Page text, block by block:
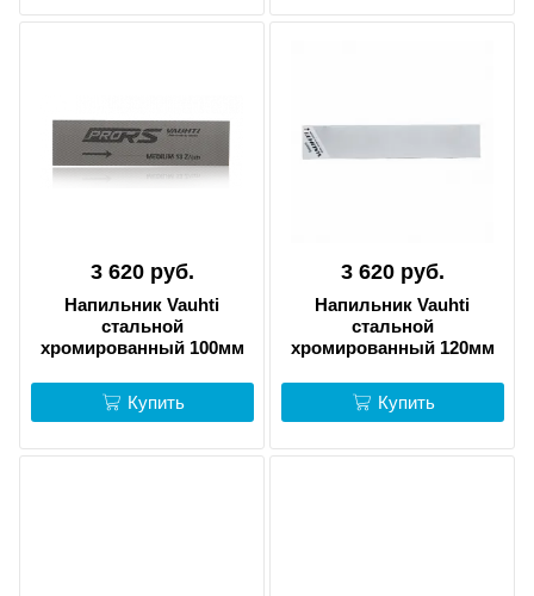
3 620 руб.
Напильник Vauhti
стальной
хромированный 100мм
Купить
3 620 руб.
Напильник Vauhti
стальной
хромированный 120мм
Купить